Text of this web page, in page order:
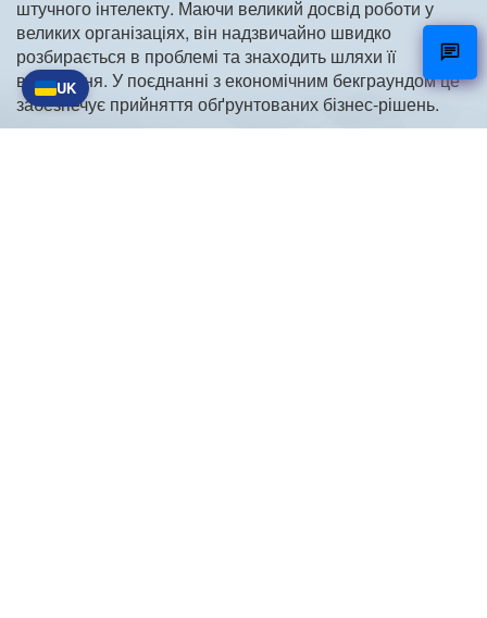
штучного інтелекту. Маючи великий досвід роботи у
великих організаціях, він надзвичайно швидко
розбирається в проблемі та знаходить шляхи її
вирішення. У поєднанні з економічним бекграундом це
забезпечує прийняття обґрунтованих бізнес-рішень.
UK